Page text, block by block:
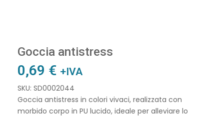
Goccia antistress
0,69 € +IVA
SKU: SD0002044
Goccia antistress in colori vivaci, realizzata con
morbido corpo in PU lucido, ideale per alleviare lo